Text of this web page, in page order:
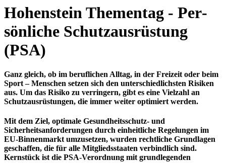
Hohenstein The­men­tag - Per­
sön­liche Schutz­­aus­rüs­tung
(PSA)
Ganz gleich, ob im beruflichen Alltag, in der Freizeit oder beim
Sport – Menschen setzen sich den unterschiedlichsten Risiken
aus. Um das Risiko zu verringern, gibt es eine Vielzahl an
Schutzausrüstungen, die immer weiter optimiert werden.
Mit dem Ziel, optimale Gesundheitsschutz- und
Sicherheitsanforderungen durch einheitliche Regelungen im
EU-Binnenmarkt umzusetzen, wurden rechtliche Grundlagen
geschaffen, die für alle Mitgliedsstaaten verbindlich sind.
Kernstück ist die PSA-Verordnung mit grundlegenden